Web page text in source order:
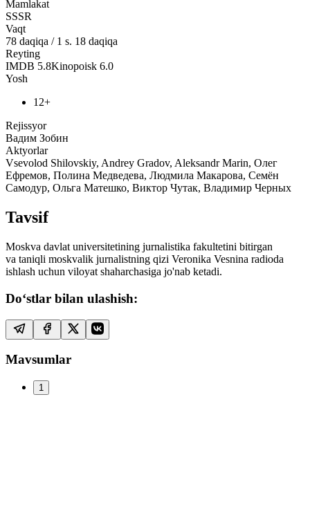
Mamlakat
SSSR
Vaqt
78 daqiqa / 1 s. 18 daqiqa
Reyting
IMDB 5.8Kinopoisk 6.0
Yosh
12+
Rejissyor
Вадим Зобин
Aktyorlar
Vsevolod Shilovskiy, Andrey Gradov, Aleksandr Marin, Олег
Ефремов, Полина Медведева, Людмила Макарова, Семён
Самодур, Ольга Матешко, Виктор Чутак, Владимир Черных
Tavsif
Moskva davlat universitetining jurnalistika fakultetini bitirgan
va taniqli moskvalik jurnalistning qizi Veronika Vesnina radioda
ishlash uchun viloyat shaharchasiga jo'nab ketadi.
Do‘stlar bilan ulashish:
Mavsumlar
1